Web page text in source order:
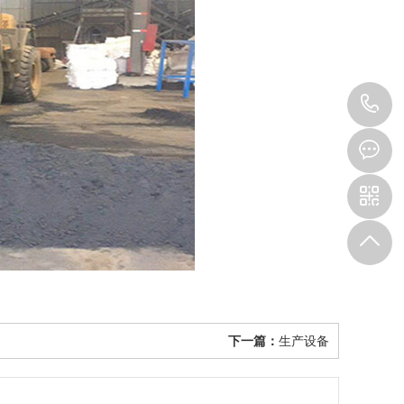
下一篇： 生产设备